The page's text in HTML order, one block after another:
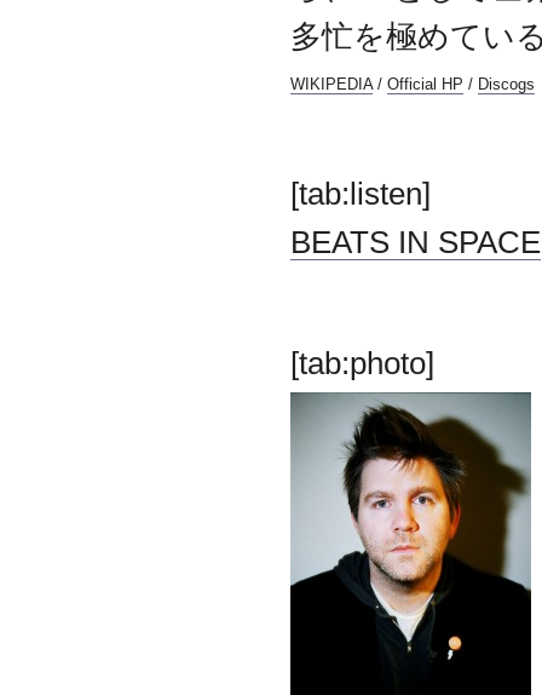
多忙を極めてい
WIKIPEDIA/ Official HP / Discogs
[tab:listen]
BEATS IN SPACE
[tab:photo]